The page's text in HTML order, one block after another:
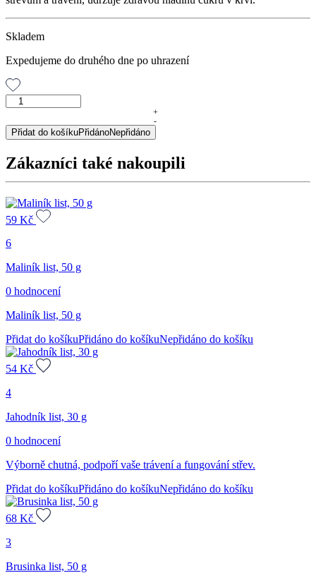
Skladem
Expedujeme do druhého dne po uhrazení
Plod
50
g
+
-
Přidat do košíkuPřidánoNepřidáno
Zákazníci také nakoupili
59 Kč
6
Maliník list, 50 g
0 hodnocení
Maliník list, 50 g
Přidat do košíkuPřidáno do košíkuNepřidáno do košíku
54 Kč
4
Jahodník list, 30 g
0 hodnocení
Výborně chutná, podpoří vaše trávení a fungování střev.
Přidat do košíkuPřidáno do košíkuNepřidáno do košíku
68 Kč
3
Brusinka list, 50 g